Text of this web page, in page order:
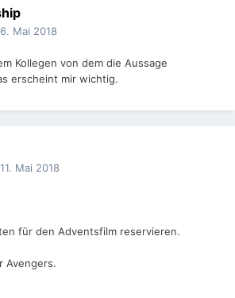
6. Mai 2018
Kollegen von dem die Aussage
erscheint mir wichtig.
11. Mai 2018
für den Adventsfilm reservieren.
Avengers.